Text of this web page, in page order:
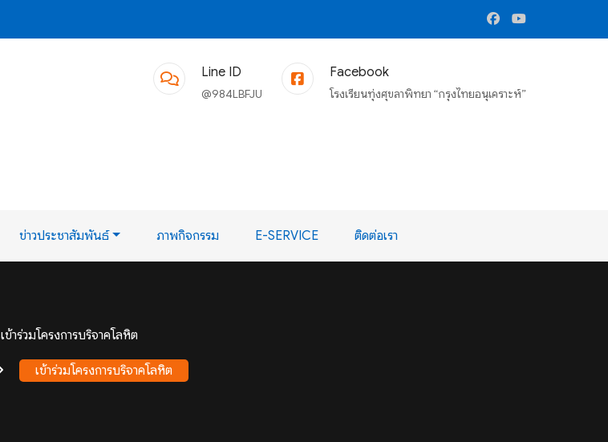
Line ID
@984LBFJU
Facebook
โรงเรียนทุ่งศุขลาพิทยา “กรุงไทยอนุเคราะห์”
ข่าวประชาสัมพันธ์ ภาพกิจกรรม E-SERVICE ติดต่อเรา
เข้าร่วมโครงการบริจาคโลหิต
เข้าร่วมโครงการบริจาคโลหิต